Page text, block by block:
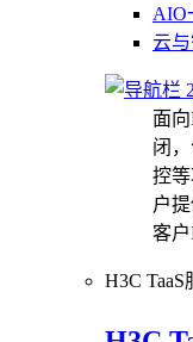
AIO
云
面
闭
控
户
客户
H3C TaaS